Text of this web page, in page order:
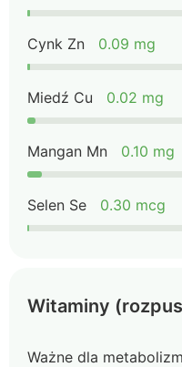
Cynk Zn 0.09 mg
Miedź Cu 0.02 mg
Mangan Mn 0.10 mg
Selen Se 0.30 mcg
Witaminy
Ważne dla